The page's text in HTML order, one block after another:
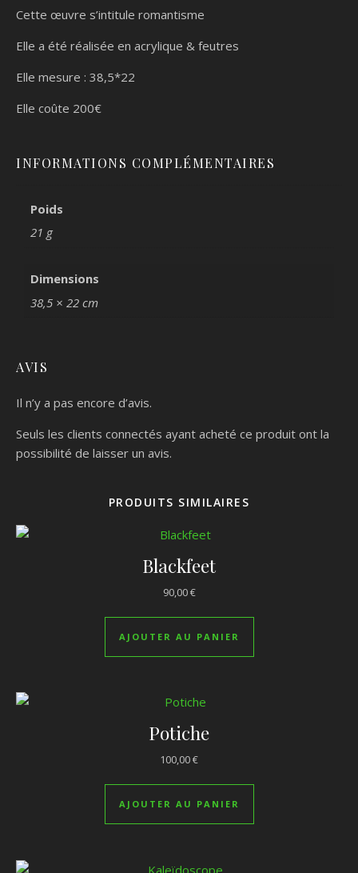
Cette œuvre s’intitule romantisme
Elle a été réalisée en acrylique & feutres
Elle mesure : 38,5*22
Elle coûte 200€
INFORMATIONS COMPLÉMENTAIRES
Poids
21 g
Dimensions
38,5 × 22 cm
AVIS
Il n’y a pas encore d’avis.
Seuls les clients connectés ayant acheté ce produit ont la
possibilité de laisser un avis.
PRODUITS SIMILAIRES
Blackfeet
90,00€
AJOUTER AU PANIER
Potiche
100,00€
AJOUTER AU PANIER